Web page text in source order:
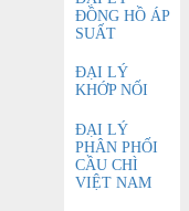
ĐỒNG HỒ ÁP
SUẤT
ĐẠI LÝ
KHỚP NỐI
ĐẠI LÝ
PHÂN PHỐI
CẦU CHÌ
VIỆT NAM